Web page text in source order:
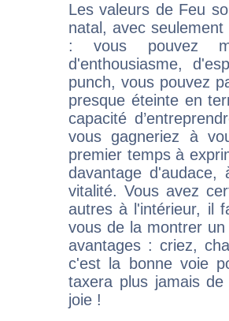
Les valeurs de Feu
natal, avec
: vous pouvez
d'enthousiasme,
punch, vous pouvez
presque éteinte en
capacité
vous gagneriez à
premier temps à
davantage
vitalité. Vous avez
autres à l'intérieur, il
vous de la montrer
avantages : criez,
c'est la bonne voie
taxera plus jamais
joie !